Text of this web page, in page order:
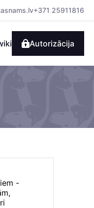
+371 25911816
Autorizācija
-